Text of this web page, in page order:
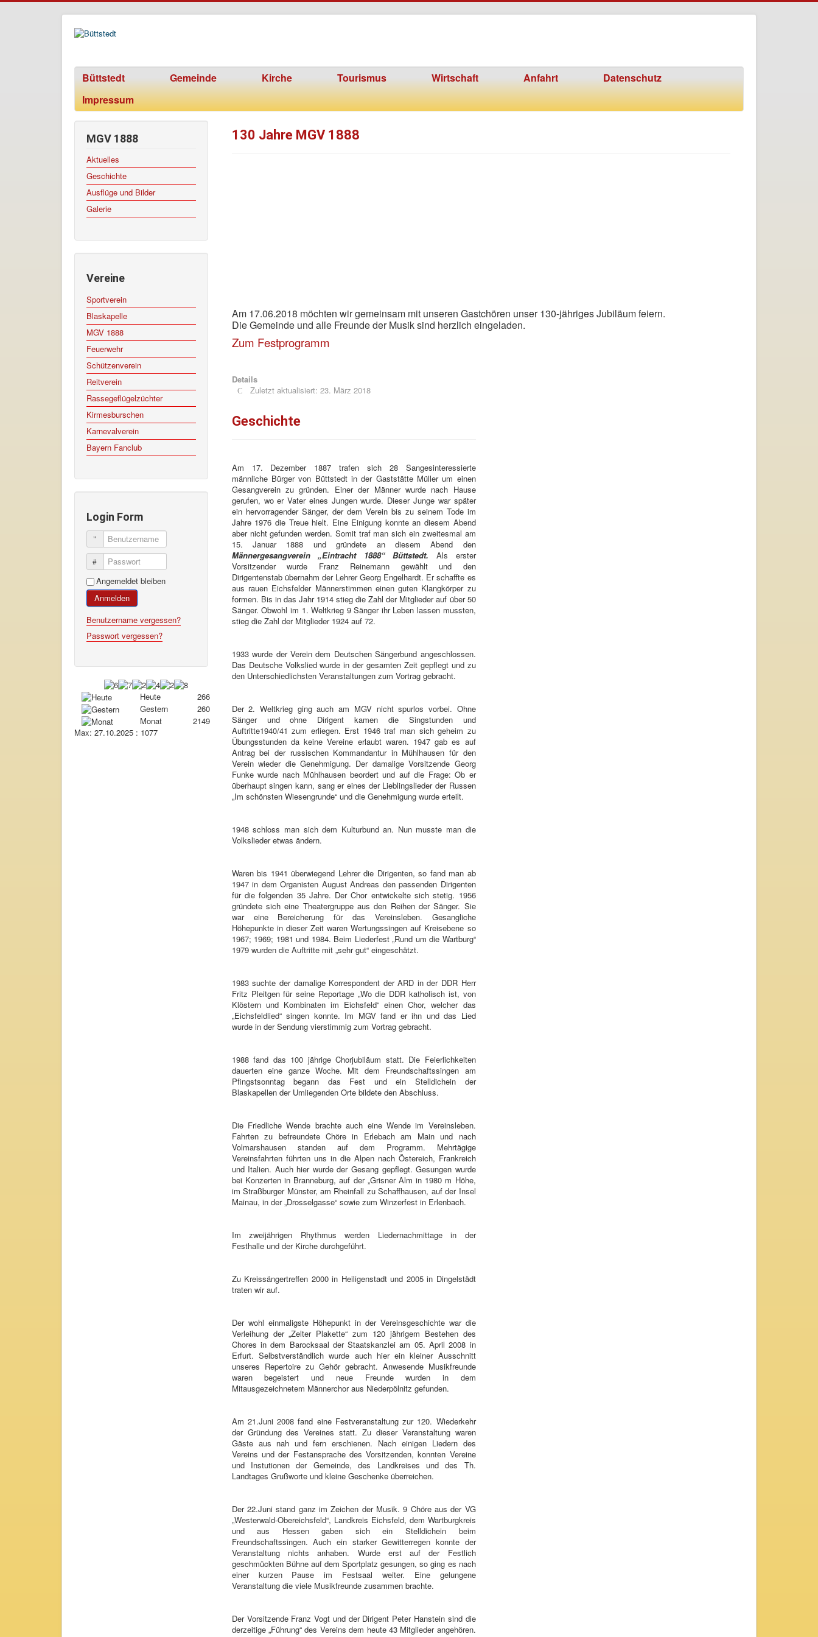
Büttstedt Gemeinde Kirche Tourismus Wirtschaft Anfahrt
Datenschutz
Impressum
MGV 1888
Aktuelles
Geschichte
Ausflüge und Bilder
Galerie
Vereine
Sportverein
Blaskapelle
MGV 1888
Feuerwehr
Schützenverein
Reitverein
Rassegeflügelzüchter
Kirmesburschen
Karnevalverein
Bayern Fanclub
Login Form
Benutzername
Passwort
Angemeldet bleiben
Anmelden
Benutzername vergessen?
Passwort vergessen?
Heute
266
Gestern
260
Monat
2149
Max: 27.10.2025 : 1077
130 Jahre MGV 1888
Am 17.06.2018 möchten wir gemeinsam mit unseren Gastchören unser 130-jähriges Jubiläum feiern.
Die Gemeinde und alle Freunde der Musik sind herzlich eingeladen.
Zum Festprogramm
Details
Zuletzt aktualisiert: 23. März 2018
Geschichte
Am 17. Dezember 1887 trafen sich 28 Sangesinteressierte
männliche Bürger von Büttstedt in der Gaststätte Müller um einen
Gesangverein zu gründen. Einer der Männer wurde nach Hause
gerufen, wo er Vater eines Jungen wurde. Dieser Junge war später
ein hervorragender Sänger, der dem Verein bis zu seinem Tode im
Jahre 1976 die Treue hielt. Eine Einigung konnte an diesem Abend
aber nicht gefunden werden. Somit traf man sich ein zweitesmal am
15. Januar 1888 und gründete an diesem Abend den
Männergesangverein „Eintracht
1888“ Büttstedt. Als erster
Vorsitzender wurde Franz Reinemann gewählt und den
Dirigentenstab übernahm der Lehrer Georg Engelhardt. Er schaffte es
aus rauen Eichsfelder Männerstimmen einen guten Klangkörper zu
formen. Bis in das Jahr 1914 stieg die Zahl der Mitglieder auf über 50
Sänger. Obwohl im 1. Weltkrieg 9 Sänger ihr Leben lassen mussten,
stieg die Zahl der Mitglieder 1924 auf 72.
1933 wurde der Verein dem Deutschen Sängerbund angeschlossen.
Das Deutsche Volkslied wurde in der gesamten Zeit gepflegt und zu
den Unterschiedlichsten Veranstaltungen zum Vortrag gebracht.
Der 2. Weltkrieg ging auch am MGV nicht spurlos vorbei. Ohne
Sänger und ohne Dirigent kamen die Singstunden und
Auftritte1940/41 zum erliegen. Erst 1946 traf man sich geheim zu
Übungsstunden da keine Vereine erlaubt waren. 1947 gab es auf
Antrag bei der russischen Kommandantur in Mühlhausen für den
Verein wieder die Genehmigung. Der damalige Vorsitzende Georg
Funke wurde nach Mühlhausen beordert und auf die Frage: Ob er
überhaupt singen kann, sang er eines der Lieblingslieder der Russen
„Im schönsten Wiesengrunde“ und die Genehmigung wurde erteilt.
1948 schloss man sich dem Kulturbund an. Nun musste man die
Volkslieder etwas ändern.
Waren bis 1941 überwiegend Lehrer die Dirigenten, so fand man ab
1947 in dem Organisten August Andreas den passenden Dirigenten
für die folgenden 35 Jahre. Der Chor entwickelte sich stetig. 1956
gründete sich eine Theatergruppe aus den Reihen der Sänger. Sie
war eine Bereicherung für das Vereinsleben. Gesangliche
Höhepunkte in dieser Zeit waren Wertungssingen auf Kreisebene so
1967; 1969; 1981 und 1984. Beim Liederfest „Rund um die Wartburg“
1979 wurden die Auftritte mit „sehr gut“ eingeschätzt.
1983 suchte der damalige Korrespondent der ARD in der DDR Herr
Fritz Pleitgen für seine Reportage „Wo die DDR katholisch ist, von
Klöstern und Kombinaten im Eichsfeld“ einen Chor, welcher das
„Eichsfeldlied“ singen konnte. Im MGV fand er ihn und das Lied
wurde in der Sendung vierstimmig zum Vortrag gebracht.
1988 fand das 100 jährige Chorjubiläum statt. Die Feierlichkeiten
dauerten eine ganze Woche. Mit dem Freundschaftssingen am
Pfingstsonntag begann das Fest und ein Stelldichein der
Blaskapellen der Umliegenden Orte bildete den Abschluss.
Die Friedliche Wende brachte auch eine Wende im Vereinsleben.
Fahrten zu befreundete Chöre in Erlebach am Main und nach
Volmarshausen standen auf dem Programm. Mehrtägige
Vereinsfahrten führten uns in die Alpen nach Östereich, Frankreich
und Italien. Auch hier wurde der Gesang gepflegt. Gesungen wurde
bei Konzerten in Branneburg, auf der „Grisner Alm in 1980 m Höhe,
im Straßburger Münster, am Rheinfall zu Schaffhausen, auf der Insel
Mainau, in der „Drosselgasse“ sowie zum Winzerfest in Erlenbach.
Im zweijährigen Rhythmus werden Liedernachmittage in der
Festhalle und der Kirche durchgeführt.
Zu Kreissängertreffen 2000 in Heiligenstadt und 2005 in Dingelstädt
traten wir auf.
Der wohl einmaligste Höhepunkt in der Vereinsgeschichte war die
Verleihung der „Zelter Plakette“ zum 120 jährigem Bestehen des
Chores in dem Barocksaal der Staatskanzlei am 05. April 2008 in
Erfurt. Selbstverständlich wurde auch hier ein kleiner Ausschnitt
unseres Repertoire zu Gehör gebracht. Anwesende Musikfreunde
waren begeistert und neue Freunde wurden in dem
Mitausgezeichnetem Männerchor aus Niederpölnitz gefunden.
Am 21.Juni 2008 fand eine Festveranstaltung zur 120. Wiederkehr
der Gründung des Vereines statt. Zu dieser Veranstaltung waren
Gäste aus nah und fern erschienen. Nach einigen Liedern des
Vereins und der Festansprache des Vorsitzenden, konnten Vereine
und Instutionen der Gemeinde, des Landkreises und des Th.
Landtages Grußworte und kleine Geschenke überreichen.
Der 22.Juni stand ganz im Zeichen der Musik. 9 Chöre aus der VG
„Westerwald-Obereichsfeld“, Landkreis Eichsfeld, dem Wartburgkreis
und aus Hessen gaben sich ein Stelldichein beim
Freundschaftssingen. Auch ein starker Gewitterregen konnte der
Veranstaltung nichts anhaben. Wurde erst auf der Festlich
geschmückten Bühne auf dem Sportplatz gesungen, so ging es nach
einer kurzen Pause im Festsaal weiter. Eine gelungene
Veranstaltung die viele Musikfreunde zusammen brachte.
Der Vorsitzende Franz Vogt und der Dirigent Peter Hanstein sind die
derzeitige „Führung“ des Vereins dem heute 43 Mitglieder angehören.